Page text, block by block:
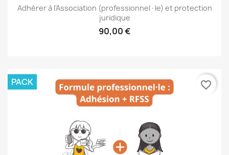
Adhérer à l'Association (professionnel·le) et protection
juridique
90,00 €
PACK favorite_border